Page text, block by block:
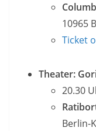
10965
Ticket
Theater:
20.30
Berlin-